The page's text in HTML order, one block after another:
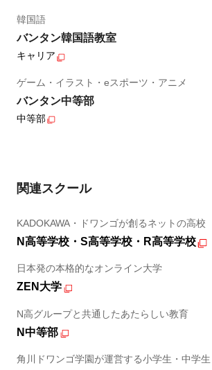
韓国語
バンタン韓国語教室
キャリア
ゲーム・イラスト・eスポーツ・アニメ
バンタン中等部
中等部
関連スクール
KADOKAWA・ドワンゴが創るネットの高校
N高等学校・S高等学校・R高等学校
日本発の本格的なオンライン大学
ZEN大学
N高グループと共通したあたらしい教育
N中等部
角川ドワンゴ学園が運営する小学生・中学